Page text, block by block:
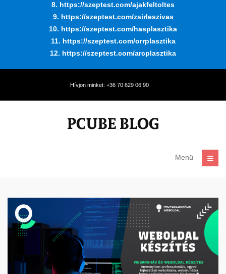
8. https://szeptest.com/ajakfeltoltes
9. https://szeptest.com/zsirleszivas
10. https://szeptest.com/hasplasztika
11. https://szeptest.com/orrplasztika
12. https://szeptest.com/arcplasztika
Hívjon minket: +36 70 629 06 90
Menü